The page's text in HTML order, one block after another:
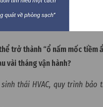
trở thành “ổ nấm mốc tiềm
vài tháng vận hành?
thái HVAC, quy trình bảo